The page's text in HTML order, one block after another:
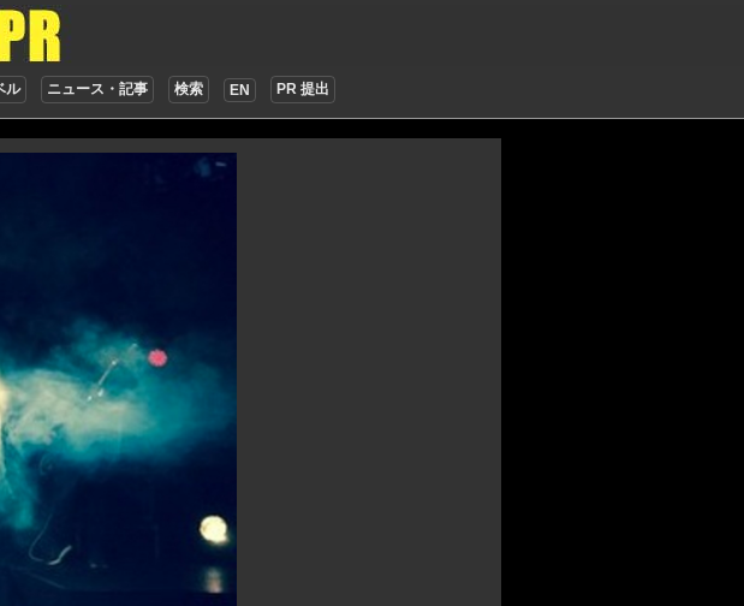
ル ニュース・記事 検索 EN PR 提出